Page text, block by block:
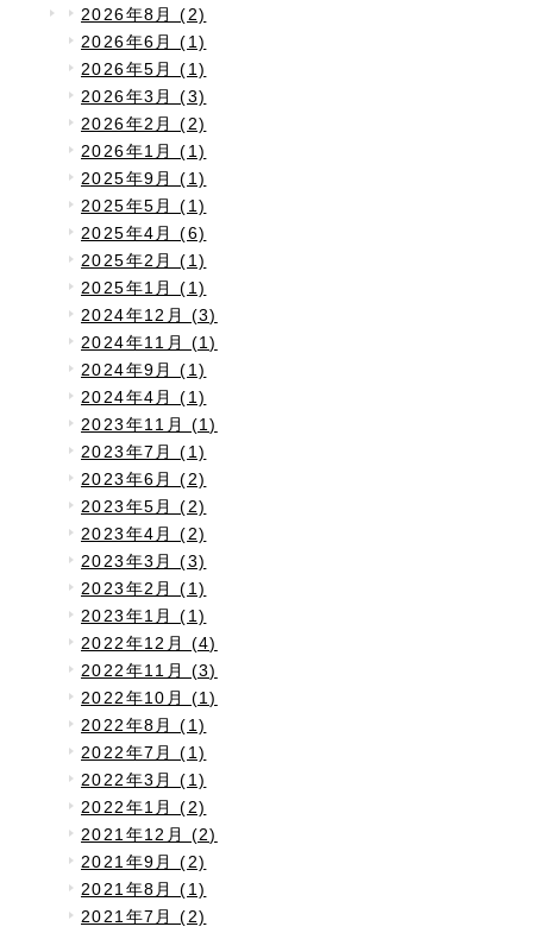
2026年8月 (2)
2026年6月 (1)
2026年5月 (1)
2026年3月 (3)
2026年2月 (2)
2026年1月 (1)
2025年9月 (1)
2025年5月 (1)
2025年4月 (6)
2025年2月 (1)
2025年1月 (1)
2024年12月 (3)
2024年11月 (1)
2024年9月 (1)
2024年4月 (1)
2023年11月 (1)
2023年7月 (1)
2023年6月 (2)
2023年5月 (2)
2023年4月 (2)
2023年3月 (3)
2023年2月 (1)
2023年1月 (1)
2022年12月 (4)
2022年11月 (3)
2022年10月 (1)
2022年8月 (1)
2022年7月 (1)
2022年3月 (1)
2022年1月 (2)
2021年12月 (2)
2021年9月 (2)
2021年8月 (1)
2021年7月 (2)